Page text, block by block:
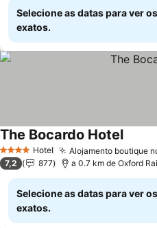
Selecione as datas para ver
exatos.
4 EstrelasHotel Alojamento boutique
The Bocardo HotelVer
7,2 877 a 0.7 km de Oxford
Selecione as datas para ver
exatos.